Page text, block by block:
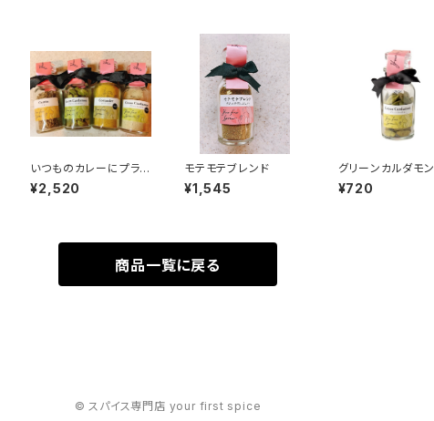
いつものカレーにプラス
するセット（4種）
¥2,520
モテモテブレンド
¥1,545
グリーンカルダモン
¥720
商品一覧に戻る
© スパイス専門店 your first spice